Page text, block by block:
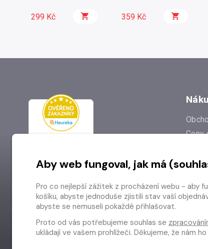
299 Kč 359 Kč
Ceny
Aby web fungoval, jak má
Pro co nejlepší zážitek z procházení webu - aby
košíku, abyste jednoduše zjistili stav vaší
abyste se nemuseli pokaždé přihlašovat.
Proto od vás potřebujeme souhlas se
ukládají ve vašem prohlížeči. Děkujeme, že nám